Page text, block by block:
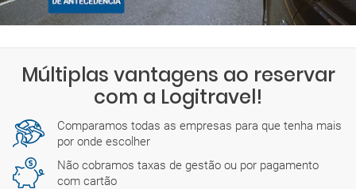
Múltiplas vantagens ao reservar
com a Logitravel!
Comparamos todas as empresas para que tenha mais
por onde escolher
Não cobramos taxas de gestão ou por pagamento
com cartão